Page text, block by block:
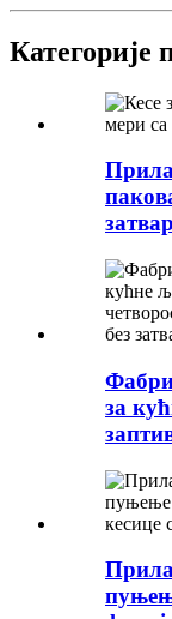
Категорије
за